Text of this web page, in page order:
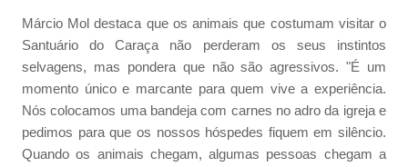
Márcio Mol destaca que os animais que costumam visitar o
Santuário do Caraça não perderam os seus instintos
selvagens, mas pondera que não são agressivos. "É um
momento único e marcante para quem vive a experiência.
Nós colocamos uma bandeja com carnes no adro da igreja e
pedimos para que os nossos hóspedes fiquem em silêncio.
Quando os animais chegam, algumas pessoas chegam a